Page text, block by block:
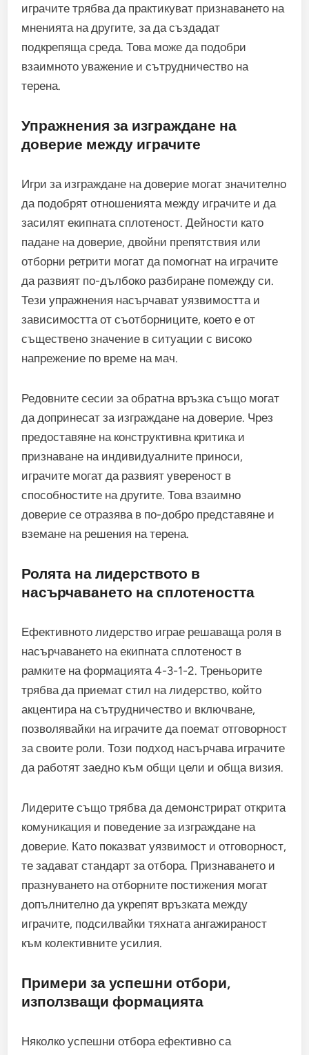
играчите трябва да практикуват признаването на
мненията на другите, за да създадат
подкрепяща среда. Това може да подобри
взаимното уважение и сътрудничество на
терена.
Упражнения за изграждане на
доверие между играчите
Игри за изграждане на доверие могат значително
да подобрят отношенията между играчите и да
засилят екипната сплотеност. Дейности като
падане на доверие, двойни препятствия или
отборни ретрити могат да помогнат на играчите
да развият по-дълбоко разбиране помежду си.
Тези упражнения насърчават уязвимостта и
зависимостта от съотборниците, което е от
съществено значение в ситуации с високо
напрежение по време на мач.
Редовните сесии за обратна връзка също могат
да допринесат за изграждане на доверие. Чрез
предоставяне на конструктивна критика и
признаване на индивидуалните приноси,
играчите могат да развият увереност в
способностите на другите. Това взаимно
доверие се отразява в по-добро представяне и
вземане на решения на терена.
Ролята на лидерството в
насърчаването на сплотеността
Ефективното лидерство играе решаваща роля в
насърчаването на екипната сплотеност в
рамките на формацията 4-3-1-2. Треньорите
трябва да приемат стил на лидерство, който
акцентира на сътрудничество и включване,
позволявайки на играчите да поемат отговорност
за своите роли. Този подход насърчава играчите
да работят заедно към общи цели и обща визия.
Лидерите също трябва да демонстрират открита
комуникация и поведение за изграждане на
доверие. Като показват уязвимост и отговорност,
те задават стандарт за отбора. Признаването и
празнуването на отборните постижения могат
допълнително да укрепят връзката между
играчите, подсилвайки тяхната ангажираност
към колективните усилия.
Примери за успешни отбори,
използващи формацията
Няколко успешни отбора ефективно са